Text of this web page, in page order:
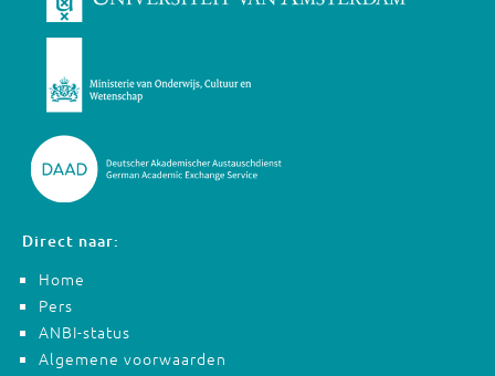
Direct naar:
Home
Pers
ANBI-status
Algemene voorwaarden